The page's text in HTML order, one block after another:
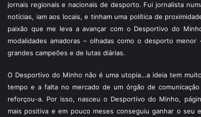
jornais regionais e nacionais de desporto. Fui jornalista
notícias, iam aos locais, e tinham uma política de
paixão que me leva a avançar com o Desportivo do
modalidades amadoras – olhadas como o desporto
grandes campeões e de lutas diárias.
O Desportivo do Minho não é uma utopia…a ideia tem
tempo e a falta no mercado de um órgão de
reforçou-a. Por isso, nasceu o Desportivo do Minho,
mais positiva e em pouco meses conseguiu ganhar o seu